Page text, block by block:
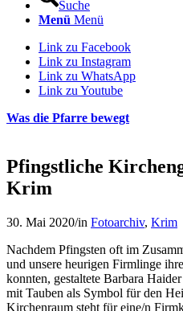
Suche
Menü Menü
Link zu Facebook
Link zu Instagram
Link zu WhatsApp
Link zu Youtube
Was die Pfarre bewegt
Pfingstliche
Krim
30. Mai 2020/in Fotoarchiv, Krim
Nachdem Pfingsten oft im
und unsere heurigen Firmlinge
konnten, gestaltete Barbara
mit Tauben als Symbol für den
Kirchenraum steht für eine/n